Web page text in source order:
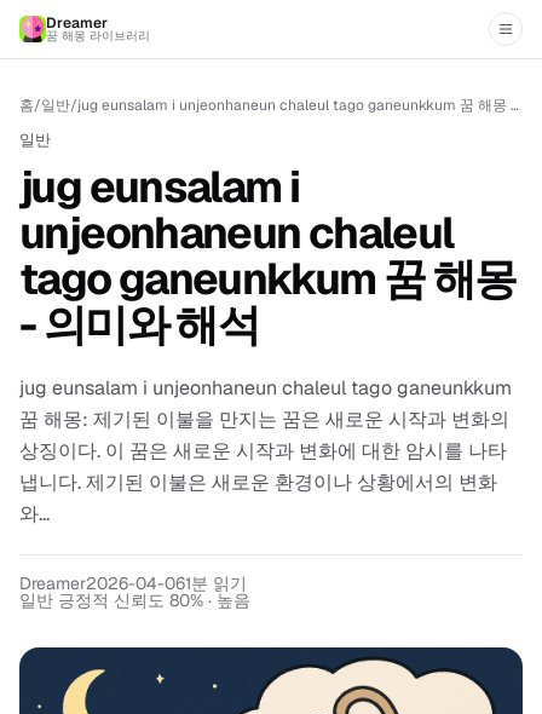
Dreamer
꿈 해몽 라이브러리
홈/일반/ jug eunsalam i unjeonhaneun chaleul tago ganeunkkum 꿈 해몽 - 의미와 해석
일반
jug eunsalam i
unjeonhaneun chaleul
tago ganeunkkum 꿈 해몽
- 의미와 해석
jug eunsalam i unjeonhaneun chaleul tago ganeunkkum
꿈 해몽: 제기된 이불을 만지는 꿈은 새로운 시작과 변화의
상징이다. 이 꿈은 새로운 시작과 변화에 대한 암시를 나타
냅니다. 제기된 이불은 새로운 환경이나 상황에서의 변화
와...
Dreamer2026-04-061분 읽기
일반 긍정적 신뢰도 80% · 높음